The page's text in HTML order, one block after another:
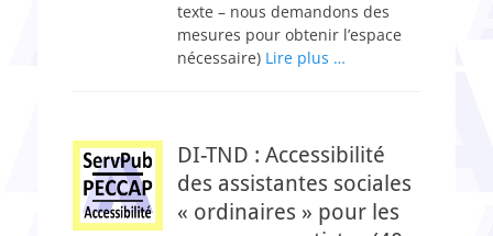
texte – nous demandons des
mesures pour obtenir l’espace
nécessaire) Lire plus …
DI-TND : Accessibilité
des assistantes sociales
« ordinaires » pour les